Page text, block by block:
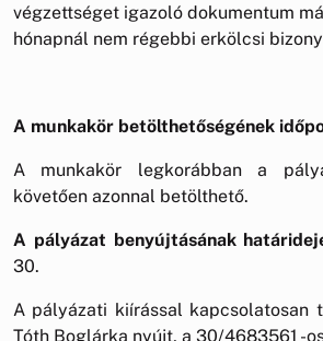
végzettséget igazoló dokumentum
hónapnál nem régebbi erkölcsi
A munkakör betölthetőségének
A munkakör legkorábban a
követően azonnal betölthető.
A pályázat benyújtásának
30.
A pályázati kiírással kapcsolatosan
Tóth Boglárka nyújt, a 30/4683561 -